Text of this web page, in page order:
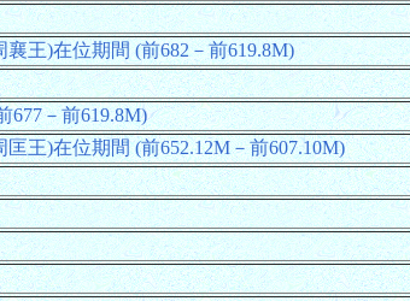
王)在位期間 (前682－前619.8M)
677－前619.8M)
王)在位期間 (前652.12M－前607.10M)